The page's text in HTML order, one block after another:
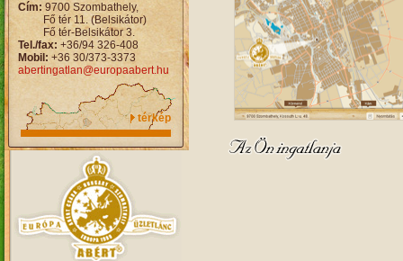
Cím: 9700 Szombathely,
Fő tér 11. (Belsikátor)
Fő tér-Belsikátor 3.
Tel./fax: +36/94 326-408
Mobil: +36 30/373-3373
abertingatlan@europaabert.hu
térkép